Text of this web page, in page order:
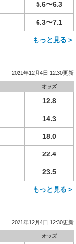
5.6〜6.3
6.3〜7.1
もっと見る＞
2021年12月4日 12:30更新
オッズ
12.8
14.3
18.0
22.4
23.5
もっと見る＞
2021年12月4日 12:30更新
オッズ